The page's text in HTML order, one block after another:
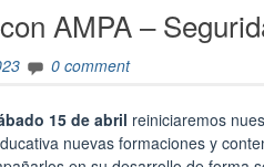
AMPA –
0 comment
15 de abril reiniciaremos
nuevas formaciones y